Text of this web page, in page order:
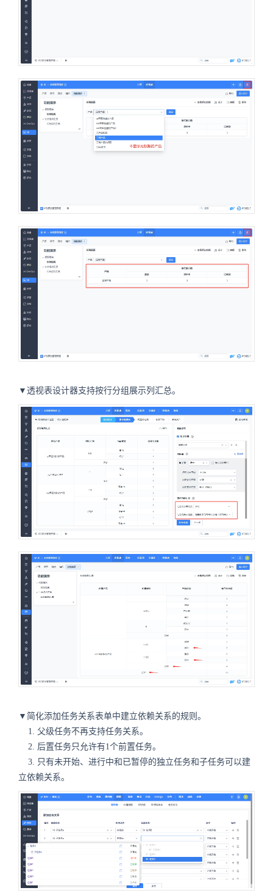
▼透视表设计器支持按行分组展示列汇总。
▼简化添加任务关系表单中建立依赖关系的规则。
1. 父级任务不再支持任务关系。
2. 后置任务只允许有1个前置任务。
3. 只有未开始、进行中和已暂停的独立任务和子任务可以建
立依赖关系。